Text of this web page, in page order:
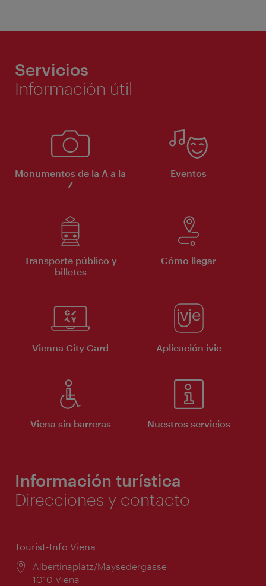
Servicios
Información útil
Monumentos de la A a la
Z
Eventos
Transporte público y
billetes
Cómo llegar
Vienna City Card Aplicación ivie
Viena sin barreras Nuestros servicios
Información turística
Direcciones y contacto
Tourist-Info Viena
Lugar:
Albertinaplatz/Maysedergasse
1010 Viena